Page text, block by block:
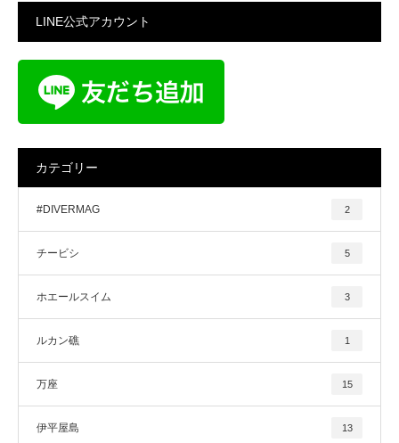
LINE公式アカウント
カテゴリー
#DIVERMAG 2
チービシ 5
ホエールスイム 3
ルカン礁 1
万座 15
伊平屋島 13